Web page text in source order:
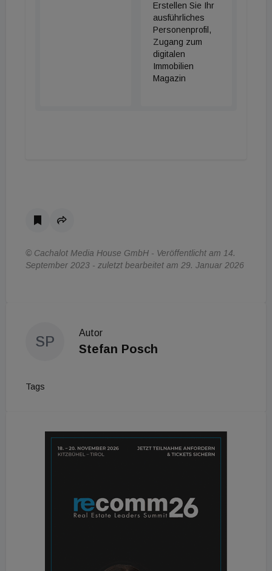
Erstellen Sie Ihr
ausführliches
Personenprofil,
Zugang zum
digitalen
Immobilien
Magazin
© Cachalot Media House GmbH - Veröffentlicht am 14.
September 2023 - zuletzt bearbeitet am 29. Januar 2026
SP
Autor
Stefan Posch
Tags